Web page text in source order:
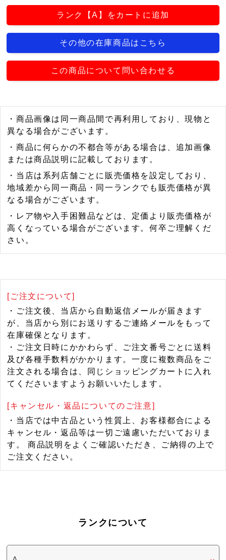
ランク【A】をカートに追加
その他の在庫商品はこちら
この商品について問い合わせる
・商品画像は同一商品間で再利用しており、現物と
異なる場合がございます。
・商品に何らかの不都合等がある場合は、追加画像
または商品説明に記載しております。
・当店は系列店舗ごとに販売価格を設定しており、
地域差から同一商品・同一ランクでも販売価格が異
なる場合がございます。
・レア物や入手困難品などは、定価より販売価格が
高くなっている場合がございます。何卒ご理解くだ
さい。
[ご注文について]
・ご注文後、当店から自動返信メールが届きます
が、当店から別にお送りするご連絡メールをもって
在庫確保となります。
・ご注文日時にかかわらず、ご注文番号ごとに送料
及び各種手数料がかかります。一度に複数商品をご
注文される場合は、同じショッピングカートに入れ
てくださいますようお願いいたします。
[キャンセル・返品についてのご注意]
・当店では中古品という性質上、お客様都合による
キャンセル・返品等は一切ご遠慮いただいておりま
す。 商品説明をよくご確認いただき、ご納得の上で
ご注文ください。
ランクについて